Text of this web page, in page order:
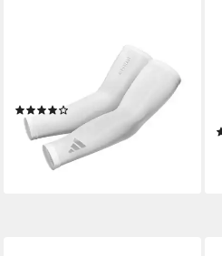
Bandage Adidas Climacool
Compression Arm Sleeves in
versch. Farben und Größen
16,95 €
lieferbar - in 2-3 Werktagen bei dir